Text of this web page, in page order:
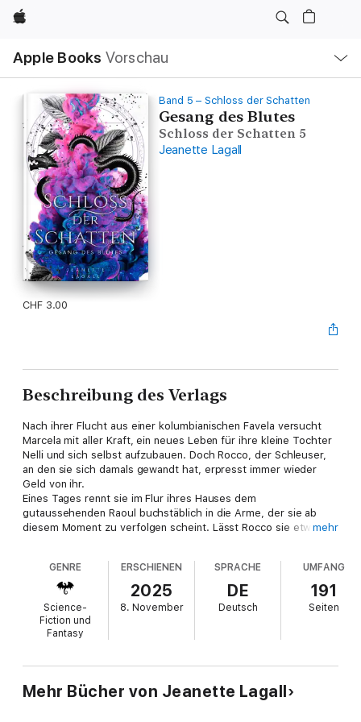
Apple
Apple Books Vorschau
Navigation
Menü
öffnen
Band 5 – Schloss der Schatten
Gesang des Blutes
Schloss der Schatten 5
Jeanette Lagall
CHF 3.00
Beschreibung des Verlags
Nach ihrer Flucht aus einer kolumbianischen Favela versucht
Marcela mit aller Kraft, ein neues Leben für ihre kleine Tochter
Nelli und sich selbst aufzubauen. Doch Rocco, der Schleuser,
an den sie sich damals gewandt hat, erpresst immer wieder
Geld von ihr.
Eines Tages rennt sie im Flur ihres Hauses dem
gutaussehenden Raoul buchstäblich in die Arme, der sie ab
diesem Moment zu verfolgen scheint. Lässt Rocco sie etwa
Doch dann verlangt Rocco etwas, das sie unmöglich tun kann.
Als sie sich weigert, bedroht er Nelli. Allein und vollkommen
verzweifelt wendet sich Marcela an Raoul. Als die Lage
eskaliert, zeigt dieser sein wahres Gesicht. Wäre Rocco am
Ende doch das kleinere Übel gewesen?
und einer ordentlichen Prise Schicksal.
mehr
GENRE
Science-
Fiction und
Fantasy
ERSCHIENEN
2025
8. November
SPRACHE
DE
Deutsch
UMFANG
191
Seiten
Mehr Bücher von Jeanette Lagall